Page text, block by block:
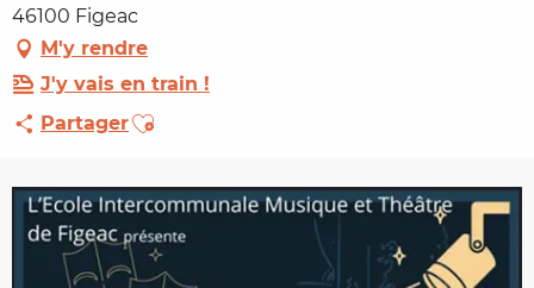
46100 Figeac
M'y rendre
J'y vais en train !
PartagerAjouter aux favoris